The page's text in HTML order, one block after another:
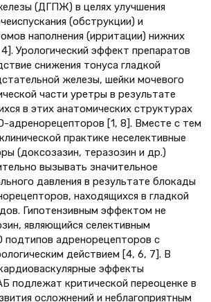
(ДГПЖ) в целях улучшения
(обструкции) и
наполнения (ирритации) нижних
Урологический эффект препаратов
снижения тонуса гладкой
железы, шейки мочевого
части уретры в результате
в этих анатомических структурах
адренорецепторов [1, 8]. Вместе с тем
практике неселективные
(доксозазин, теразозин и др.)
вызывать значительное
давления в результате блокады
находящихся в гладкой
Гипотензивным эффектом не
являющийся селективным
подтипов адренорецепторов с
действием [4, 6, 7]. В
эффекты
подлежат критической переоценке в
осложнений и неблагоприятным